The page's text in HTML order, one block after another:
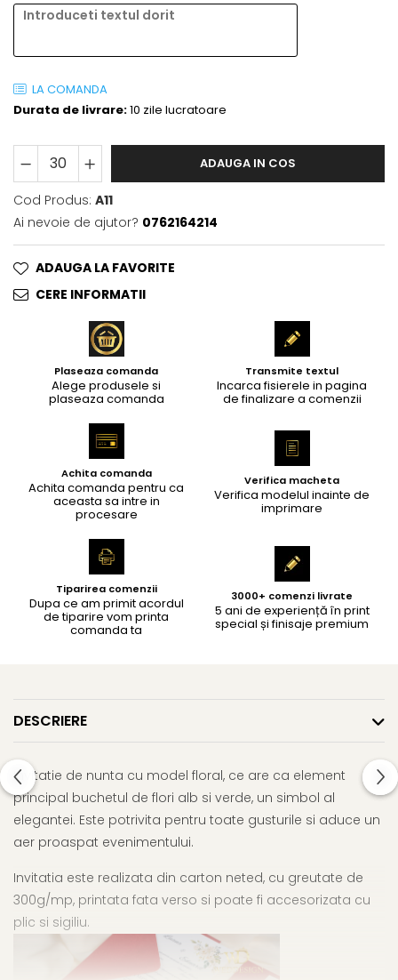
LA COMANDA
Durata de livrare:10 zile lucratoare
ADAUGA IN COS
Cod Produs: A11
Ai nevoie de ajutor? 0762164214
ADAUGA LA FAVORITE
CERE INFORMATII
Plaseaza comanda
Alege produsele si
plaseaza comanda
Transmite textul
Incarca fisierele in pagina
de finalizare a comenzii
Achita comanda
Achita comanda pentru ca
aceasta sa intre in
procesare
Verifica macheta
Verifica modelul inainte de
imprimare
Tiparirea comenzii
Dupa ce am primit acordul
de tiparire vom printa
comanda ta
3000+ comenzi livrate
5 ani de experiență în print
special și finisaje premium
DESCRIERE
Invitatie de nunta cu model floral, ce are ca element
principal buchetul de flori alb si verde, un simbol al
elegantei. Este potrivita pentru toate gusturile si aduce un
aer proaspat evenimentului.
Invitatia este realizata din carton neted, cu greutate de
300g/mp, printata fata verso si poate fi accesorizata cu
plic si sigiliu.